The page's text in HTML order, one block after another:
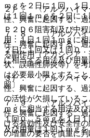
２）． 〈アルツハイマ
性、興奮に起因する、
Ｐ２Ｄ６阻害剤及び中
用：１日１回１ｍｇに
２日に１回又は１回０
に相当する用法及び用
３）． 〈アルツハイマ
性、興奮に起因する、
の活性が欠損している
ｍｇに相当する用法及
１回０．５ｍｇを１日
及び用量は１回１ｍｇ
ｍｇを２日に１回、１
は１回１ｍｇを２日に
７．８． 〈アルツハイ
性、興奮に起因する、
る副作用（アカシジア
状、誤嚥性肺炎等）を
は必要最小限とするこ
照〕。
７．９． 〈アルツハイ
性、興奮に起因する、
ける有効性及び安全性
の増量の要否を慎重に